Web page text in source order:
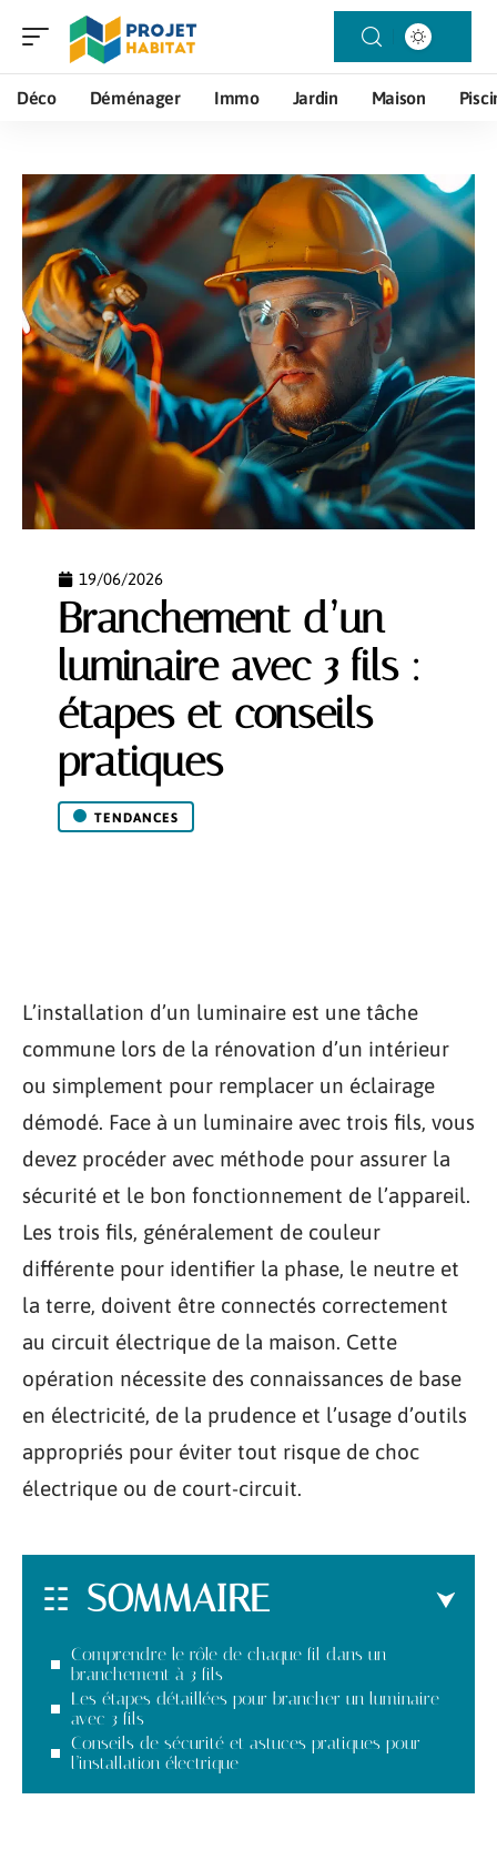
Déco Déménager Immo Jardin Maison
19/06/2026
Branchement d’un
luminaire avec 3 fils :
étapes et conseils
pratiques
TENDANCES
L’installation d’un luminaire est une tâche
commune lors de la rénovation d’un intérieur
ou simplement pour remplacer un éclairage
démodé. Face à un luminaire avec trois fils, vous
devez procéder avec méthode pour assurer la
sécurité et le bon fonctionnement de l’appareil.
Les trois fils, généralement de couleur
différente pour identifier la phase, le neutre et
la terre, doivent être connectés correctement
au circuit électrique de la maison. Cette
opération nécessite des connaissances de base
en électricité, de la prudence et l’usage d’outils
appropriés pour éviter tout risque de choc
électrique ou de court-circuit.
SOMMAIRE
Comprendre le rôle de chaque fil dans un
branchement à 3 fils
Les étapes détaillées pour brancher un luminaire
avec 3 fils
Conseils de sécurité et astuces pratiques pour
l’installation électrique